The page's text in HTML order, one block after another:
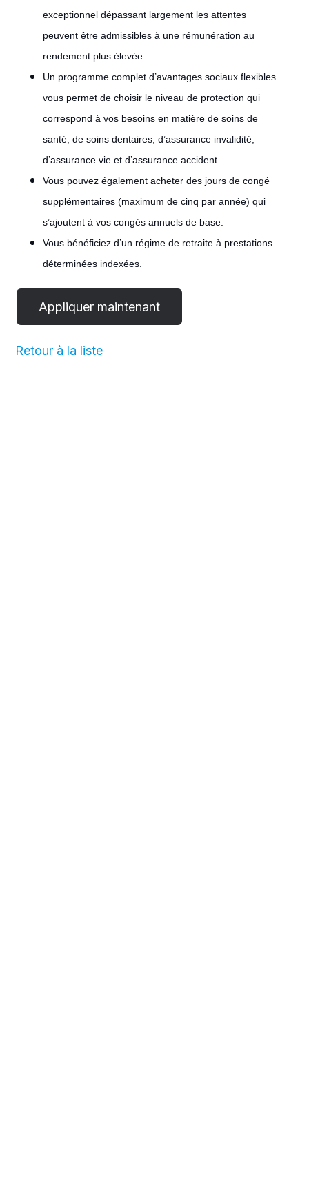
exceptionnel dépassant largement les attentes
peuvent être admissibles à une rémunération au
rendement plus élevée.
Un programme complet d’avantages sociaux flexibles
vous permet de choisir le niveau de protection qui
correspond à vos besoins en matière de soins de
santé, de soins dentaires, d’assurance invalidité,
d’assurance vie et d’assurance accident.
Vous pouvez également acheter des jours de congé
supplémentaires (maximum de cinq par année) qui
s’ajoutent à vos congés annuels de base.
Vous bénéficiez d’un régime de retraite à prestations
déterminées indexées.
Retour à la liste